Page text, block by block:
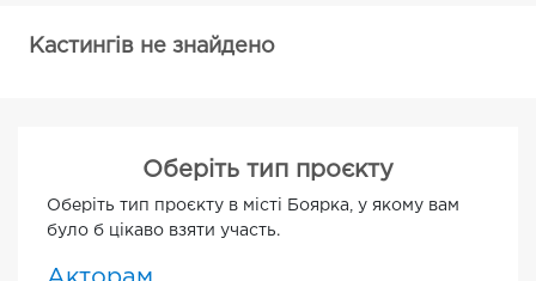
Кастингів не знайдено
Оберіть тип проєкту
Оберіть тип проєкту в місті Боярка, у якому вам
було б цікаво взяти участь.